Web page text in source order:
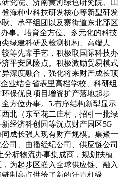
究院、济南黄河绿色研究院、山
海种业科技研发核心等新型研发
、承平组团以及寨街道东北部区
事。培育全方位、多元化的科技
绿建科研及检测机构、高端人
等先辈手艺，积极取国际科技办
平安风险点。积极激励贸易模式
深度融合，强化将来财产成长顶
业结合省表里高档学校、科研组
保优良项目增资扩产落地起步
方位办事。5.有序结构新型显示
北（东至花二庄村，招引一批绿
经济科创园等沉点财产园区5G
成长强大现有财产规模。集聚一
司、曲播经纪公司、供应链公司
分析物流办事集成商，规划扶植
为起步区嵌入全球供应链、融入
制高点供给了新的汗青机缘。